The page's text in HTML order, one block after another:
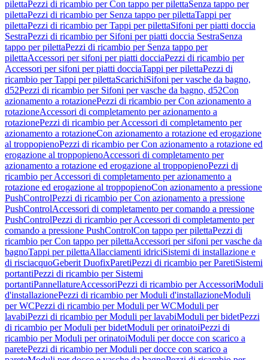
pilettaPezzi di ricambio per Con tappo per pilettaSenza tappo per
pilettaPezzi di ricambio per Senza tappo per pilettaTappi per
pilettaPezzi di ricambio per Tappi per pilettaSifoni per piatti doccia
SestraPezzi di ricambio per Sifoni per piatti doccia SestraSenza
tappo per pilettaPezzi di ricambio per Senza tappo per
pilettaAccessori per sifoni per piatti docciaPezzi di ricambio per
Accessori per sifoni per piatti docciaTappi per pilettaPezzi di
ricambio per Tappi per pilettaScarichiSifoni per vasche da bagno,
d52Pezzi di ricambio per Sifoni per vasche da bagno, d52Con
azionamento a rotazionePezzi di ricambio per Con azionamento a
rotazioneAccessori di completamento per azionamento a
rotazionePezzi di ricambio per Accessori di completamento per
azionamento a rotazioneCon azionamento a rotazione ed erogazione
al troppopienoPezzi di ricambio per Con azionamento a rotazione ed
erogazione al troppopienoAccessori di completamento per
azionamento a rotazione ed erogazione al troppopienoPezzi di
ricambio per Accessori di completamento per azionamento a
rotazione ed erogazione al troppopienoCon azionamento a pressione
PushControlPezzi di ricambio per Con azionamento a pressione
PushControlAccessori di completamento per comando a pressione
PushControlPezzi di ricambio per Accessori di completamento per
comando a pressione PushControlCon tappo per pilettaPezzi di
ricambio per Con tappo per pilettaAccessori per sifoni per vasche da
bagnoTappi per pilettaAllacciamenti idriciSistemi di installazione e
di risciacquoGeberit DuofixParetiPezzi di ricambio per ParetiSistemi
portantiPezzi di ricambio per Sistemi
portantiPannellatureAccessoriPezzi di ricambio per AccessoriModuli
d'installazionePezzi di ricambio per Moduli d'installazioneModuli
per WCPezzi di ricambio per Moduli per WCModuli per
lavabiPezzi di ricambio per Moduli per lavabiModuli per bidetPezzi
di ricambio per Moduli per bidetModuli per orinatoiPezzi di
ricambio per Moduli per orinatoiModuli per docce con scarico a
paretePezzi di ricambio per Moduli per docce con scarico a